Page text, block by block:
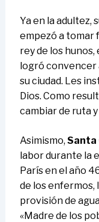
Ya en la adultez,
empezó a tomar
rey de los hunos,
logró convencer
su ciudad. Les
Dios. Como
cambiar de ruta
Asimismo, Santa
labor durante la
París en el año
de los enfermos,
provisión de
«Madre de los